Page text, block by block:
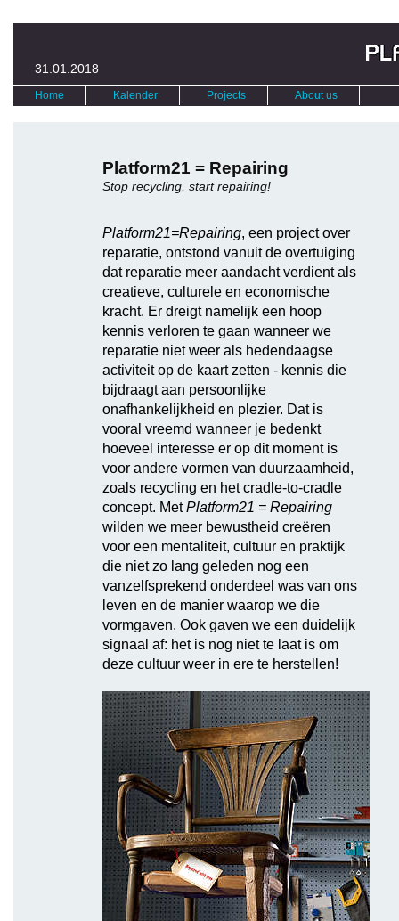
31.01.2018
Home Kalender Projects About us
Platform21 = Repairing
Stop recycling, start repairing!
Platform21=Repairing, een project over
reparatie, ontstond vanuit de overtuiging
dat reparatie meer aandacht verdient als
creatieve, culturele en economische
kracht. Er dreigt namelijk een hoop
kennis verloren te gaan wanneer we
reparatie niet weer als hedendaagse
activiteit op de kaart zetten - kennis die
bijdraagt aan persoonlijke
onafhankelijkheid en plezier. Dat is
vooral vreemd wanneer je bedenkt
hoeveel interesse er op dit moment is
voor andere vormen van duurzaamheid,
zoals recycling en het cradle-to-cradle
concept. MetPlatform21 = Repairing
wilden we meer bewustheid creëren
voor een mentaliteit, cultuur en praktijk
die niet zo lang geleden nog een
vanzelfsprekend onderdeel was van ons
leven en de manier waarop we die
vormgaven. Ook gaven we een duidelijk
signaal af: het is nog niet te laat is om
deze cultuur weer in ere te herstellen!